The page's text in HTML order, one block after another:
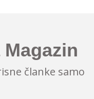
članke samo